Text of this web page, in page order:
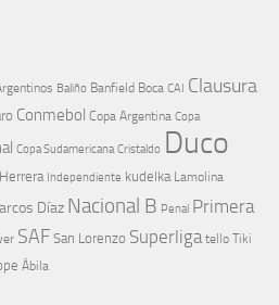
Baliño Banfield Boca CAI Clausura
Conmebol Copa Argentina Copa
Copa Sudamericana Cristaldo Duco
Herrera Independiente kudelka Lamolina
Díaz Nacional B Penal Primera
SAF San Lorenzo Superliga tello Tiki
Ábila